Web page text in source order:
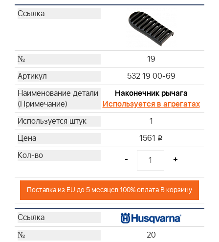
19
532 19 00-69
Наконечник рычага
Используется в агрегатах
1
1561 i
- +
Поставка из EU до 5 месяцев 100% оплата В корзину
20